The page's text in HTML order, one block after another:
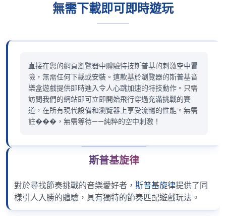
無需下載即可即時遊玩
直接在您的網頁瀏覽器中體驗特技斯普基的刺激空中冒
險，無需任何下載或安裝。這款基於瀏覽器的斯普基音
樂盒遊戲提供即時進入令人心跳加速的特技動作。只需
訪問我們的網站即可立即開始飛行穿過充滿挑戰的賽
道，在所有現代設備和瀏覽器上享受流暢的性能。無需
註���，無需等待——純粹的空中刺激！
斯普基旋律
對於尋找節奏挑戰的音樂愛好者， 斯普基旋律提供了同
樣引人入勝的體驗，具有獨特的節奏匹配遊戲玩法。